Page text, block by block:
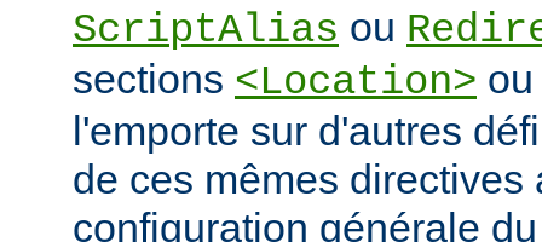
ScriptAlias ou
sections <Location>
l'emporte sur d'autres
de ces mêmes directives
configuration générale